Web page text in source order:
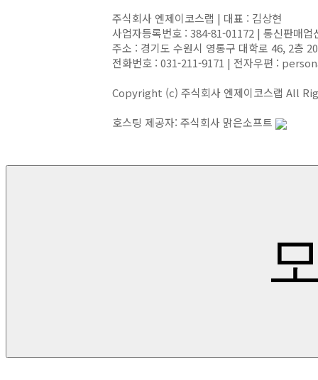
주식회사 엔제이코스랩 | 대표 : 김상현
사업자등록번호 : 384-81-01172 | 통신판매
주소 : 경기도 수원시 영통구 대학로 46, 2층
전화번호 : 031-211-9171 | 전자우편 :
Copyright (c) 주식회사 엔제이코스랩 All
호스팅 제공자: 주식회사 맑은소프트